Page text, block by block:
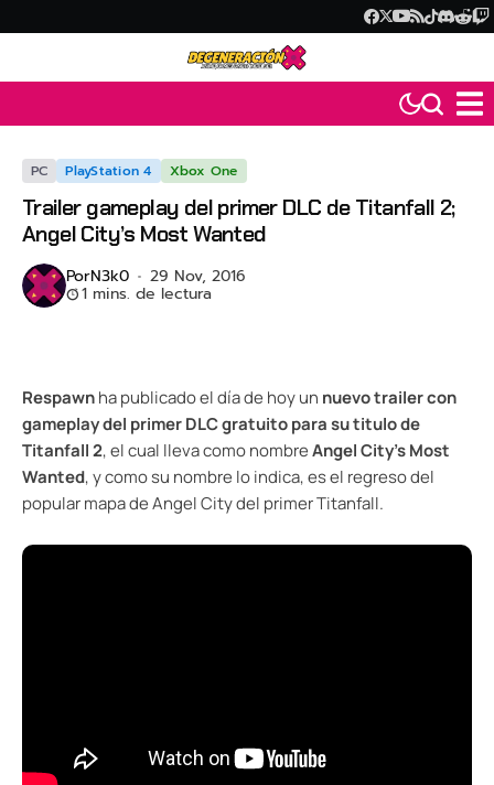
PC PlayStation 4 Xbox One
Trailer gameplay del primer DLC de Titanfall 2;
Angel City’s Most Wanted
PorN3k0 29 Nov, 2016
1 mins. de lectura
Respawnha publicado el día de hoy un nuevo trailer con
gameplay del primer DLC gratuito para su titulo de
Titanfall 2, el cual lleva como nombreAngel City’s Most
Wanted, y como su nombre lo indica, es el regreso del
popular mapa de Angel City del primer Titanfall.